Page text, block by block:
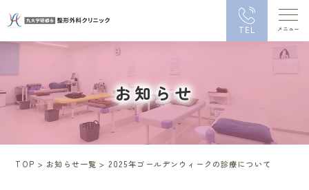
TEL
お知らせ
TOP > お知らせ一覧 > 2025年ゴールデンウィークの診療について